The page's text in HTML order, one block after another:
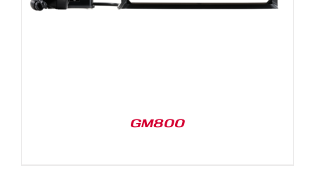
GM800